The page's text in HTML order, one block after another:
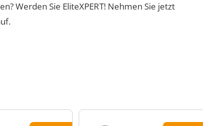
Werden Sie EliteXPERT! Nehmen Sie jetzt